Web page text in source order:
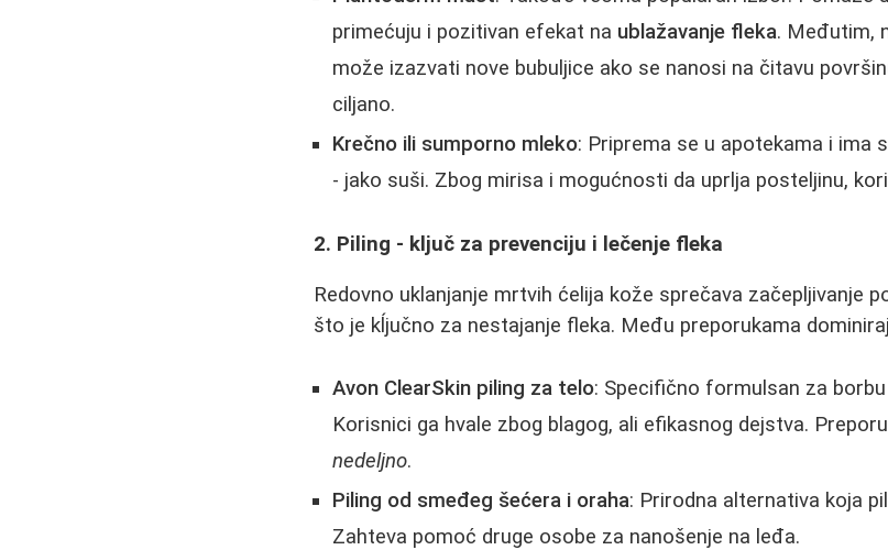
primećuju i pozitivan efekat na ublažavanje fleka. Međutim,
može izazvati nove bubuljice ako se nanosi na čitavu
ciljano.
Krečno ili sumporno mleko: Priprema se u apotekama i ima
- jako suši. Zbog mirisa i mogućnosti da uprlja posteljinu,
2. Piling - ključ za prevenciju i lečenje fleka
Redovno uklanjanje mrtvih ćelija kože sprečava začepljivanje
što je kĺjučno za nestajanje fleka. Među preporukama
Avon ClearSkin piling za telo: Specifično formulsan za
Korisnici ga hvale zbog blagog, ali efikasnog dejstva.
nedeljno.
Piling od smeđeg šećera i oraha: Prirodna alternativa koja
Zahteva pomoć druge osobe za nanošenje na leđa.